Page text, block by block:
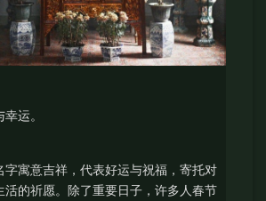
运。
字寓意吉祥，代表好运与祝福，寄托对
活的祈愿。除了重要日子，许多人春节